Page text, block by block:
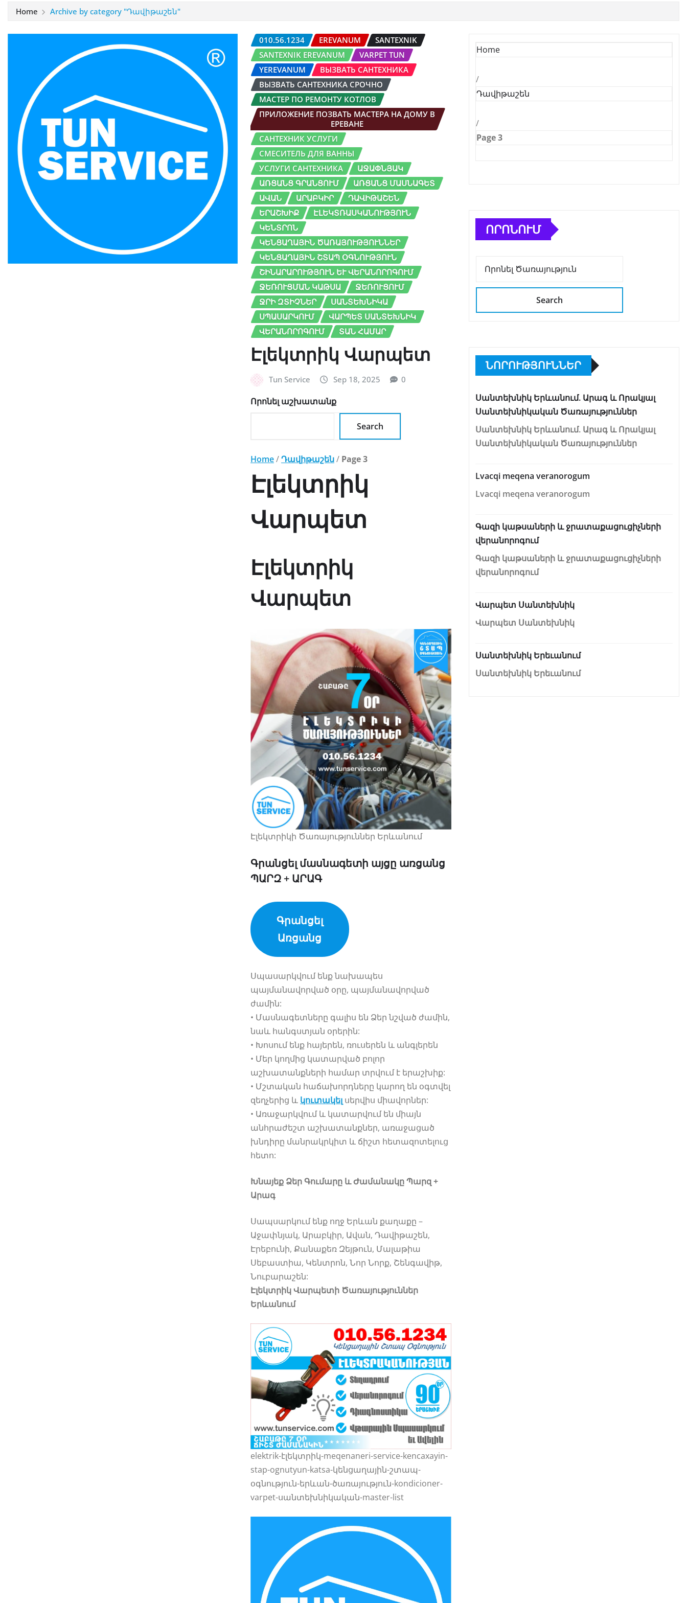
Home Archive by category "Դավիթաշեն"
010.56.1234 EREVANUM
SANTEXNIK
SANTEXNIK EREVANUM
VARPET TUN
YEREVANUM
ВЫЗВАТЬ САНТЕХНИКА
ВЫЗВАТЬ САНТЕХНИКА СРОЧНО
МАСТЕР ПО РЕМОНТУ КОТЛОВ
ПРИЛОЖЕНИЕ ПОЗВАТЬ МАСТЕРА НА ДОМУ В
ЕРЕВАНЕ
САНТЕХНИК УСЛУГИ
СМЕСИТЕЛЬ ДЛЯ ВАННЫ
УСЛУГИ САНТЕХНИКА
ԱՋԱՓՆՅԱԿ
ԱՌՑԱՆՑ ԳՐԱՆՑՈՒՄ
ԱՌՑԱՆՑ ՄԱՍՆԱԳԵՏ
ԱՎԱՆ
ԱՐԱԲԿԻՐ
ԴԱՎԻԹԱՇԵՆ
ԵՐԱՇԽԻՔ
ԷԼԵԿՏՌԱՍԿԱՆՈՒԹՅՈՒՆ
ԿԵՆՏՐՈՆ
ԿԵՆՑԱՂԱՅԻՆ ԾԱՌԱՅՈՒԹՅՈՒՆՆԵՐ
ԿԵՆՑԱՂԱՅԻՆ ՇՏԱՊ ՕԳՆՈՒԹՅՈՒՆ
ՇԻՆԱՐԱՐՈՒԹՅՈՒՆ ԵՒ ՎԵՐԱՆՈՐՈԳՈՒՄ
ՋԵՌՈՒՑՄԱՆ ԿԱԹՍԱ
ՋԵՌՈՒՑՈՒՄ
ՋՐԻ ԶՏԻՉՆԵՐ
ՍԱՆՏԵԽՆԻԿԱ
ՍՊԱՍԱՐԿՈՒՄ
ՎԱՐՊԵՏ ՍԱՆՏԵԽՆԻԿ
ՎԵՐԱՆՈՐՈԳՈՒՄ
ՏԱՆ ՀԱՄԱՐ
Էլեկտրիկ Վարպետ
Tun Service Sep 18, 2025 0
Որոնել աշխատանք
Search
Home/Դավիթաշեն/ Page 3
Էլեկտրիկ
Վարպետ
Էլեկտրիկ
Վարպետ
Էլեկտրիկի Ծառայություններ Երևանում
Գրանցել մասնագետի այցը առցանց
ՊԱՐԶ + ԱՐԱԳ
Գրանցել
Առցանց
Սպասարկվում ենք նախապես
պայմանավորված օրը, պայմանավորված
ժամին:
• Մասնագետները գալիս են Ձեր նշված ժամին,
նաև հանգստյան օրերին:
• Խոսում ենք հայերեն, ռուսերեն և անգլերեն
• Մեր կողմից կատարված բոլոր
աշխատանքների համար տրվում է երաշխիք:
• Մշտական հաճախորդները կարող են օգտվել
զեղչերից և կուտակել սերվիս միավորներ:
• Առաջարկվում և կատարվում են միայն
անհրաժեշտ աշխատանքներ, առաջացած
խնդիրը մանրակրկիտ և ճիշտ հետազոտելուց
հետո:
Խնայեք Ձեր Գումարը և Ժամանակը Պարզ +
Արագ
Սապսարկում ենք ողջ Երևան քաղաքը –
Աջափնյակ, Արաբկիր, Ավան, Դավիթաշեն,
Էրեբունի, Քանաքեռ Զեյթուն, Մալաթիա
Սեբաստիա, Կենտրոն, Նոր Նորք, Շենգավիթ,
Նուբարաշեն:
Էլեկտրիկ Վարպետի Ծառայություններ
Երևանում
elektrik-էլեկտրիկ-meqenaneri-service-kencaxayin-
stap-ognutyun-katsa-կենցաղային-շտապ-
օգնություն-երևան-ծառայություն-kondicioner-
varpet-սանտեխնիկական-master-list
Home
/
Դավիթաշեն
/
Page 3
ՈՐՈՆՈՒՄ
Search
ՆՈՐՈՒԹՅՈՒՆՆԵՐ
Սանտեխնիկ Երևանում. Արագ և Որակյալ
Սանտեխնիկական Ծառայություններ
Սանտեխնիկ Երևանում. Արագ և Որակյալ
Սանտեխնիկական Ծառայություններ
Lvacqi meqena veranorogum
Lvacqi meqena veranorogum
Գազի կաթսաների և ջրատաքացուցիչների
վերանորոգում
Գազի կաթսաների և ջրատաքացուցիչների
վերանորոգում
Վարպետ Սանտեխնիկ
Վարպետ Սանտեխնիկ
Սանտեխնիկ Երեւանում
Սանտեխնիկ Երեւանում